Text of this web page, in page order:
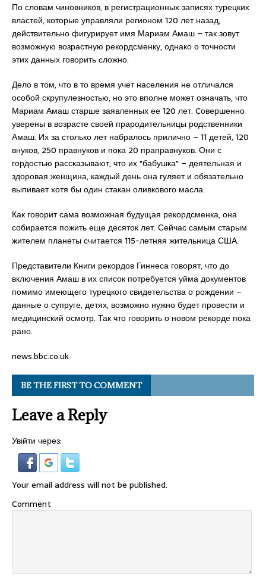
По словам чиновников, в регистрационных записях турецких
властей, которые управляли регионом 120 лет назад,
действительно фигурирует имя Мариам Амаш – так зовут
возможную возрастную рекордсменку, однако о точности
этих данных говорить сложно.
Дело в том, что в то время учет населения не отличался
особой скрупулезностью, но это вполне может означать, что
Мариам Амаш старше заявленных ее 120 лет. Cовершенно
уверены в возрасте своей прародительницы родственники
Амаш. Их за столько лет набралось прилично – 11 детей, 120
внуков, 250 правнуков и пока 20 праправнуков. Они с
гордостью рассказывают, что их "бабушка" – деятельная и
здоровая женщина, каждый день она гуляет и обязательно
выпивает хотя бы один стакан оливкового масла.
Как говорит сама возможная будущая рекордсменка, она
собирается пожить еще десяток лет. Сейчас самым старым
жителем планеты считается 115-летняя жительница США.
Представители Книги рекордов Гиннеса говорят, что до
включения Амаш в их список потребуется уйма документов
помимо имеющего турецкого свидетельства о рождении –
данные о супруге, детях, возможно нужно будет провести и
медицинский осмотр. Так что говорить о новом рекорде пока
рано.
news.bbc.co.uk
BE THE FIRST TO COMMENT
Leave a Reply
Увійти через:
Your email address will not be published.
Comment